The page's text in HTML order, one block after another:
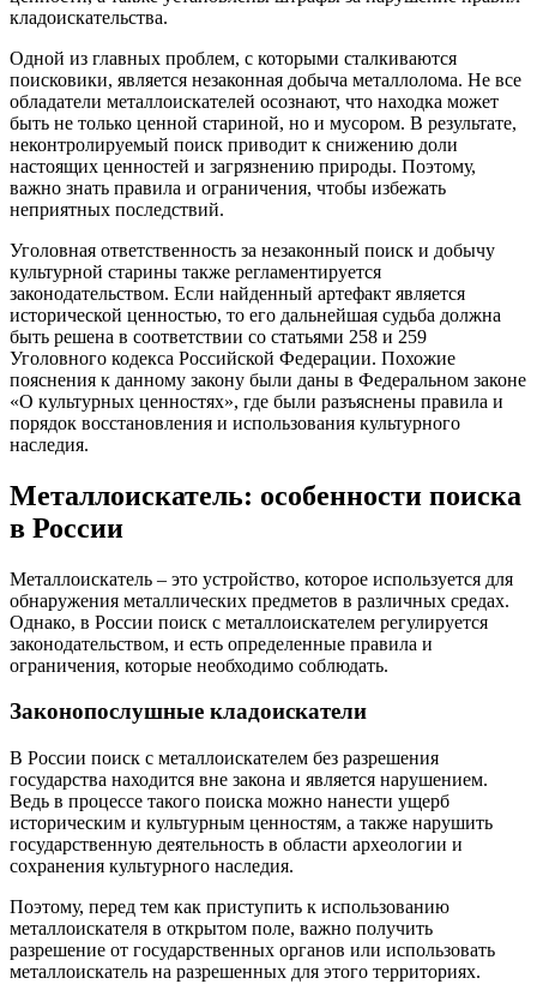
кладоискательства.
Одной из главных проблем, с которыми сталкиваются
поисковики, является незаконная добыча металлолома. Не все
обладатели металлоискателей осознают, что находка может
быть не только ценной стариной, но и мусором. В результате,
неконтролируемый поиск приводит к снижению доли
настоящих ценностей и загрязнению природы. Поэтому,
важно знать правила и ограничения, чтобы избежать
неприятных последствий.
Уголовная ответственность за незаконный поиск и добычу
культурной старины также регламентируется
законодательством. Если найденный артефакт является
исторической ценностью, то его дальнейшая судьба должна
быть решена в соответствии со статьями 258 и 259
Уголовного кодекса Российской Федерации. Похожие
пояснения к данному закону были даны в Федеральном законе
«О культурных ценностях», где были разъяснены правила и
порядок восстановления и использования культурного
наследия.
Металлоискатель: особенности поиска
в России
Металлоискатель – это устройство, которое используется для
обнаружения металлических предметов в различных средах.
Однако, в России поиск с металлоискателем регулируется
законодательством, и есть определенные правила и
ограничения, которые необходимо соблюдать.
Законопослушные кладоискатели
В России поиск с металлоискателем без разрешения
государства находится вне закона и является нарушением.
Ведь в процессе такого поиска можно нанести ущерб
историческим и культурным ценностям, а также нарушить
государственную деятельность в области археологии и
сохранения культурного наследия.
Поэтому, перед тем как приступить к использованию
металлоискателя в открытом поле, важно получить
разрешение от государственных органов или использовать
металлоискатель на разрешенных для этого территориях.